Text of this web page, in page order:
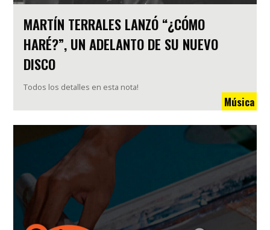
MARTÍN TERRALES LANZÓ “¿CÓMO
HARÉ?”, UN ADELANTO DE SU NUEVO
DISCO
Todos los detalles en esta nota!
Música